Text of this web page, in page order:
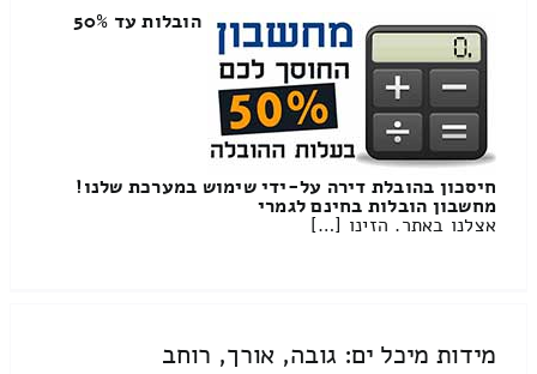
הובלות עד 50%
חיסכון בהובלת דירה על-ידי שימוש במערכת שלנו!
מחשבון הובלות בחינם לגמרי
אצלנו באתר. הזינו […]
מידות מיכל ים: גובה, אורך, רוחב